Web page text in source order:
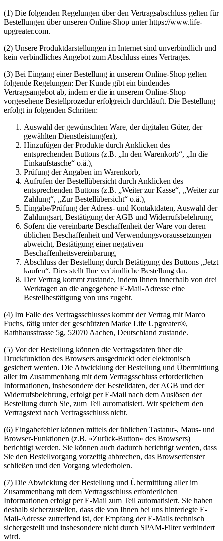
(1) Die folgenden Regelungen über den Vertragsabschluss gelten für
Bestellungen über unseren Online-Shop unter https://www.life-
upgreater.com.
(2) Unsere Produktdarstellungen im Internet sind unverbindlich und
kein verbindliches Angebot zum Abschluss eines Vertrages.
(3) Bei Eingang einer Bestellung in unserem Online-Shop gelten
folgende Regelungen: Der Kunde gibt ein bindendes
Vertragsangebot ab, indem er die in unserem Online-Shop
vorgesehene Bestellprozedur erfolgreich durchläuft. Die Bestellung
erfolgt in folgenden Schritten:
Auswahl der gewünschten Ware, der digitalen Güter, der
gewählten Dienstleistung(en),
Hinzufügen der Produkte durch Anklicken des
entsprechenden Buttons (z.B. „In den Warenkorb“, „In die
Einkaufstasche“ o.ä.),
Prüfung der Angaben im Warenkorb,
Aufrufen der Bestellübersicht durch Anklicken des
entsprechenden Buttons (z.B. „Weiter zur Kasse“, „Weiter zur
Zahlung“, „Zur Bestellübersicht“ o.ä.),
Eingabe/Prüfung der Adress- und Kontaktdaten, Auswahl der
Zahlungsart, Bestätigung der AGB und Widerrufsbelehrung,
Sofern die vereinbarte Beschaffenheit der Ware von deren
üblichen Beschaffenheit und Verwendungsvoraussetzungen
abweicht, Bestätigung einer negativen
Beschaffenheitsvereinbarung,
Abschluss der Bestellung durch Betätigung des Buttons „Jetzt
kaufen“. Dies stellt Ihre verbindliche Bestellung dar.
Der Vertrag kommt zustande, indem Ihnen innerhalb von drei
Werktagen an die angegebene E-Mail-Adresse eine
Bestellbestätigung von uns zugeht.
(4) Im Falle des Vertragsschlusses kommt der Vertrag mit Marco
Fuchs, tätig unter der geschützten Marke Life Upgreater®,
Rathhausstrasse 5g, 52070 Aachen, Deutschland zustande.
(5) Vor der Bestellung können die Vertragsdaten über die
Druckfunktion des Browsers ausgedruckt oder elektronisch
gesichert werden. Die Abwicklung der Bestellung und Übermittlung
aller im Zusammenhang mit dem Vertragsschluss erforderlichen
Informationen, insbesondere der Bestelldaten, der AGB und der
Widerrufsbelehrung, erfolgt per E-Mail nach dem Auslösen der
Bestellung durch Sie, zum Teil automatisiert. Wir speichern den
Vertragstext nach Vertragsschluss nicht.
(6) Eingabefehler können mittels der üblichen Tastatur-, Maus- und
Browser-Funktionen (z.B. »Zurück-Button« des Browsers)
berichtigt werden. Sie können auch dadurch berichtigt werden, dass
Sie den Bestellvorgang vorzeitig abbrechen, das Browserfenster
schließen und den Vorgang wiederholen.
(7) Die Abwicklung der Bestellung und Übermittlung aller im
Zusammenhang mit dem Vertragsschluss erforderlichen
Informationen erfolgt per E-Mail zum Teil automatisiert. Sie haben
deshalb sicherzustellen, dass die von Ihnen bei uns hinterlegte E-
Mail-Adresse zutreffend ist, der Empfang der E-Mails technisch
sichergestellt und insbesondere nicht durch SPAM-Filter verhindert
wird.